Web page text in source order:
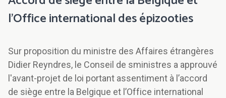
l’Office international des épizooties
Sur proposition du ministre des Affaires étrangères
Didier Reyndres, le Conseil de sministres a approuvé
l'avant-projet de loi portant assentiment à l’accord
de siège entre la Belgique et l’Office international